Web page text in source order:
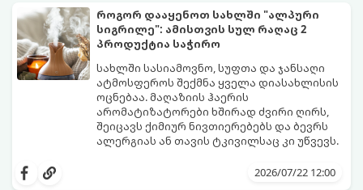
ლაქების ამოყვანასა და პირვანდელი
სიახლის დაბრუნებას.
როგორ დააყენოთ სახლში "ალპური
სიგრილე": ამისთვის სულ რაღაც 2
პროდუქტია საჭირო
სახლში სასიამოვნო, სუფთა და ჯანსაღი
ატმოსფეროს შექმნა ყველა დიასახლისის
ოცნებაა. მაღაზიის ჰაერის
არომატიზატორები ხშირად ძვირი ღირს,
შეიცავს ქიმიურ ნივთიერებებს და ბევრს
ალერგიას ან თავის ტკივილსაც კი უწვევს.
სიგრილისა“ და სიახლის ეფექტის მიღწევა
2026/07/22 12:00